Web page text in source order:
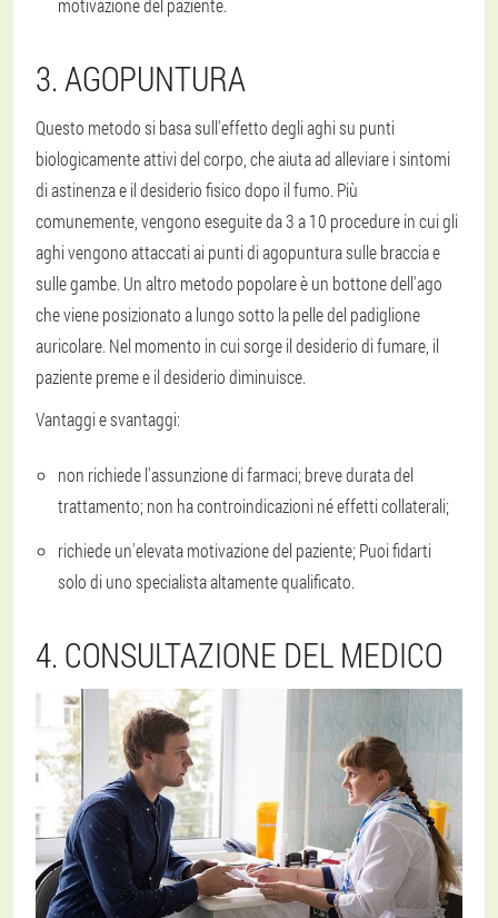
motivazione del paziente.
3. AGOPUNTURA
Questo metodo si basa sull'effetto degli aghi su punti
biologicamente attivi del corpo, che aiuta ad alleviare i sintomi
di astinenza e il desiderio fisico dopo il fumo. Più
comunemente, vengono eseguite da 3 a 10 procedure in cui gli
aghi vengono attaccati ai punti di agopuntura sulle braccia e
sulle gambe. Un altro metodo popolare è un bottone dell'ago
che viene posizionato a lungo sotto la pelle del padiglione
auricolare. Nel momento in cui sorge il desiderio di fumare, il
paziente preme e il desiderio diminuisce.
Vantaggi e svantaggi:
non richiede l'assunzione di farmaci; breve durata del
trattamento; non ha controindicazioni né effetti collaterali;
richiede un'elevata motivazione del paziente; Puoi fidarti
solo di uno specialista altamente qualificato.
4. CONSULTAZIONE DEL MEDICO